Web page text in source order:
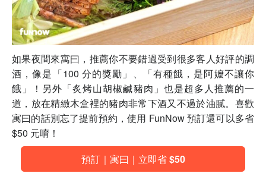
如果夜間來寓曰，推薦你不要錯過受到很多客人好評的調
酒，像是「100 分的獎勵」、「有種餓，是阿嬤不讓你
餓」！另外「炙烤山胡椒鹹豬肉」也是超多人推薦的一
道，放在精緻木盒裡的豬肉非常下酒又不過於油膩。喜歡
寓曰的話別忘了提前預約，使用 FunNow 預訂還可以多省
$50 元唷！
預訂｜寓曰｜立即省 $50